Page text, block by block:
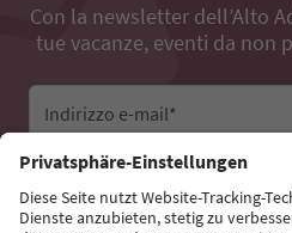
Con la newsletter dell’Alto
tue vacanze, eventi da non
Indirizzo e-mail*
Iscriviti alla